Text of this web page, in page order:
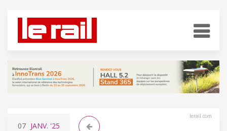
lerail.com
07 JANV. '25